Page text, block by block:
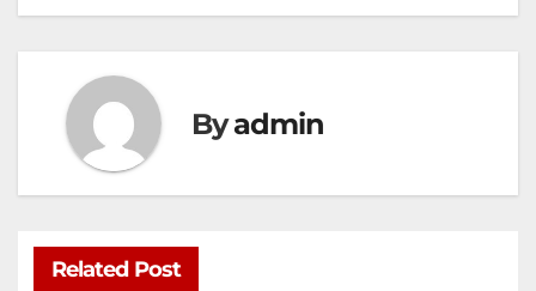
Byadmin
Related Post